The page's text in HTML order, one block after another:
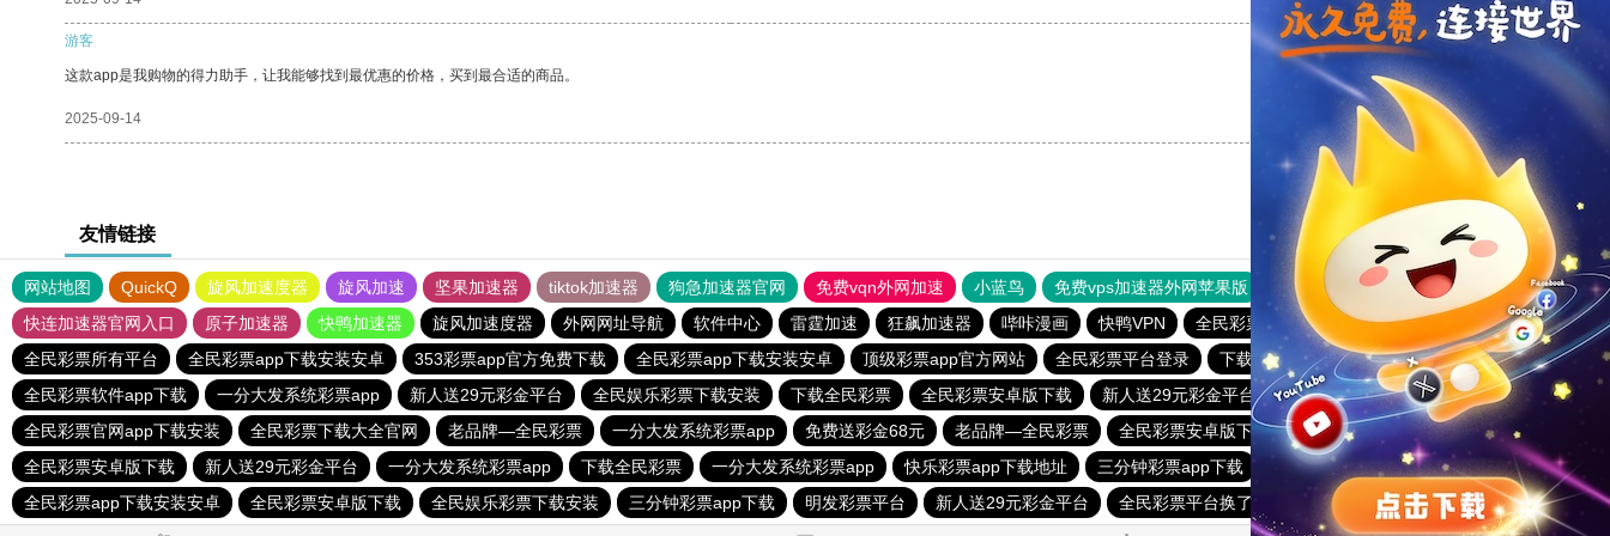
游客
这款app是我购物的得力助手，让我能够找到最优惠的价格，买到最合适的商品。
2025-09-14 支持
友情链接
网站地图 QuickQ 旋风加速度器 旋风加速 坚果加速器 tiktok加速器 狗急加速器官网 免费vqn外网加速 小蓝鸟 免费vps加速器外网苹果版 旋风加速度器
快连加速器
快连加速器官网入口
原子加速器 快鸭加速器 旋风加速度器 外网网址导航 软件中心 雷霆加速 狂飙加速器 哔咔漫画 快鸭VPN 全民彩票下载大全官网
顶级彩票app官方网站
全民彩票所有平台
全民彩票app下载安装安卓 353彩票app官方免费下载 全民彩票app下载安装安卓 顶级彩票app官方网站 全民彩票平台登录 下载全民彩票
彩6娱乐手机端
全民彩票软件app下载
一分大发系统彩票app 新人送29元彩金平台 全民娱乐彩票下载安装 下载全民彩票 全民彩票安卓版下载 新人送29元彩金平台
三分钟彩票app下载
全民彩票官网app下载安装
全民彩票下载大全官网 老品牌—全民彩票 一分大发系统彩票app 免费送彩金68元 老品牌—全民彩票 全民彩票安卓版下载
全民彩票安卓版
全民彩票安卓版下载
新人送29元彩金平台 一分大发系统彩票app 下载全民彩票 一分大发系统彩票app 快乐彩票app下载地址 三分钟彩票app下载
6f彩票welcome
全民彩票app下载安装安卓
全民彩票安卓版下载 全民娱乐彩票下载安装 三分钟彩票app下载 明发彩票平台 新人送29元彩金平台 全民彩票平台换了吗 全民彩票官网app下载安装